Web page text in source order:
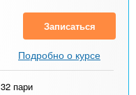
Записаться
Подробно о курсе
32 пари